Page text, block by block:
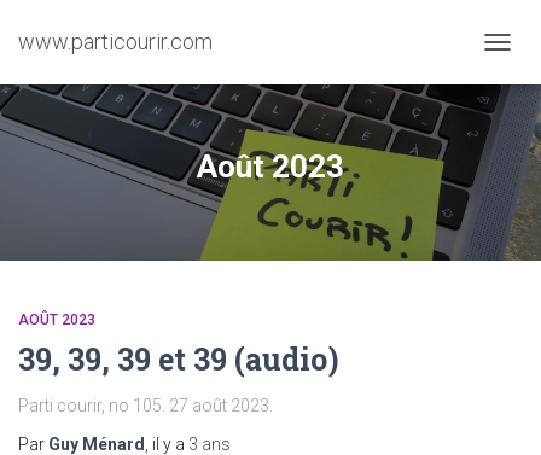
www.particourir.com
LA
Août 2023
AOÛT 2023
39, 39, 39 et 39 (audio)
Parti courir, no 105. 27 août 2023.
Par Guy Ménard , il y a 3 ans